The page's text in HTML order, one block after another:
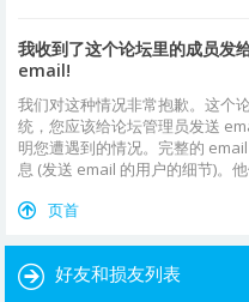
我收到了这个论坛里的成员发
email!
我们对这种情况非常抱歉。这个
统，您应该给论坛管理员发送
明您遭遇到的情况。完整的
息 (发送 email 的用户的细节)。
页首
好友和损友列表